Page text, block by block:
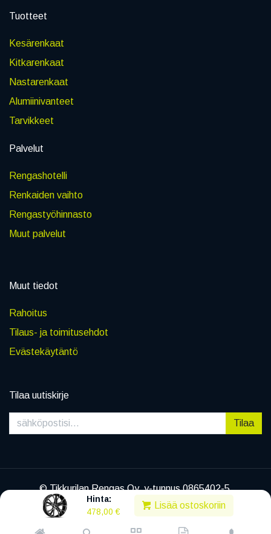
Hinta:
478,00 €
Lisää ostoskoriin
Tuotteet
Kesärenkaat
Kitkarenkaat
Nastarenkaat
Alumiinivanteet
Tarvikkeet
Palvelut
Rengashotelli
Renkaiden vaihto
Rengastyöhinnasto
Muut palvelut
Muut tiedot
Rahoitus
Tilaus- ja toimitusehdot
Evästekäytäntö
Tilaa uutiskirje
Tilaa
© Tikkurilan Rengas Oy, y-tunnus 0865402-5
|Tietosuojaseloste